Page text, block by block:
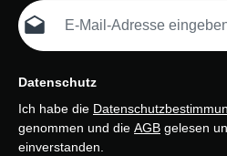
E-Mail-Adresse*
Datenschutz
Ich habe die
genommen und die AGB gelesen
einverstanden.